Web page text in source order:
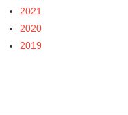
2021
2020
2019